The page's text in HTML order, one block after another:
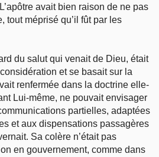
avait bien raison de ne pas
tout méprisé qu’il fût par les
du salut qui venait de Dieu, était
et se basait sur la
renfermée dans la doctrine elle-
Lui-même, ne pouvait envisager
partielles, adaptées
et aux dispensations passagères
Sa colère n’était pas
en gouvernement, comme dans